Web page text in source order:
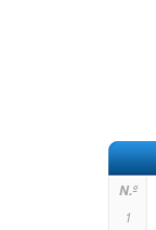
N.º
1